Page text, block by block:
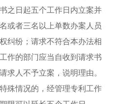
之日起五个工作日内立案并
或者三名以上单数办案人员
纠纷；请求不符合本办法相
作的部门应当自收到请求书
求人不予立案，说明理由。
殊情况的，经管理专利工作